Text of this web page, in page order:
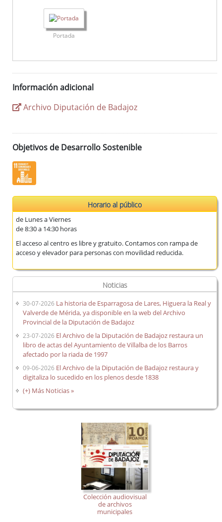
Boletín Oficial de la Provincia de Badajoz (desde 1835)
Histórico de diputados
Portada
Información adicional
Archivo Diputación de Badajoz
Objetivos de Desarrollo Sostenible
Horario al público
de Lunes a Viernes
de 8:30 a 14:30 horas
El acceso al centro es libre y gratuito. Contamos con rampa de
acceso y elevador para personas con movilidad reducida.
Noticias
30-07-2026 La historia de Esparragosa de Lares, Higuera la Real y
Valverde de Mérida, ya disponible en la web del Archivo
Provincial de la Diputación de Badajoz
23-07-2026 El Archivo de la Diputación de Badajoz restaura un
libro de actas del Ayuntamiento de Villalba de los Barros
afectado por la riada de 1997
09-06-2026 El Archivo de la Diputación de Badajoz restaura y
digitaliza lo sucedido en los plenos desde 1838
(+) Más Noticias »
Colección audiovisual
de archivos
municipales